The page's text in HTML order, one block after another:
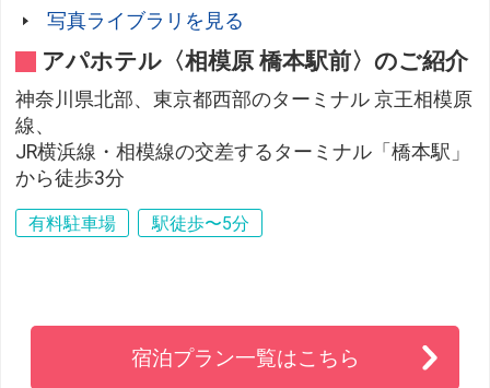
写真ライブラリを見る
アパホテル〈相模原 橋本駅前〉のご紹介
神奈川県北部、東京都西部のターミナル 京王相模原
線、
JR横浜線・相模線の交差するターミナル「橋本駅」
から徒歩3分
有料駐車場 駅徒歩〜5分
宿泊プラン一覧はこちら